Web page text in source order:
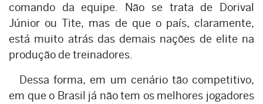
comando da equipe. Não se trata de Dorival
Júnior ou Tite, mas de que o país, claramente,
está muito atrás das demais nações de elite na
produção de treinadores.
Dessa forma, em um cenário tão competitivo,
em que o Brasil já não tem os melhores jogadores